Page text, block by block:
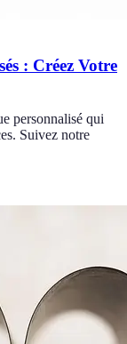
: Créez Votre
personnalisé qui
Suivez notre